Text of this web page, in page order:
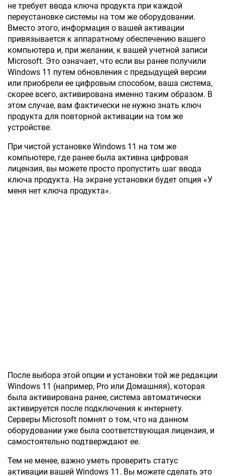
не требует ввода ключа продукта при каждой
переустановке системы на том же оборудовании.
Вместо этого, информация о вашей активации
привязывается к аппаратному обеспечению вашего
компьютера и, при желании, к вашей учетной записи
Microsoft. Это означает, что если вы ранее получили
Windows 11 путем обновления с предыдущей версии
или приобрели ее цифровым способом, ваша система,
скорее всего, активирована именно таким образом. В
этом случае, вам фактически не нужно знать ключ
продукта для повторной активации на том же
устройстве.
При чистой установке Windows 11 на том же
компьютере, где ранее была активна цифровая
лицензия, вы можете просто пропустить шаг ввода
ключа продукта. На экране установки будет опция «У
меня нет ключа продукта».
После выбора этой опции и установки той же редакции
Windows 11 (например, Pro или Домашняя), которая
была активирована ранее, система автоматически
активируется после подключения к интернету.
Серверы Microsoft помнят о том, что на данном
оборудовании уже была соответствующая лицензия, и
самостоятельно подтверждают ее.
Тем не менее, важно уметь проверить статус
активации вашей Windows 11. Вы можете сделать это